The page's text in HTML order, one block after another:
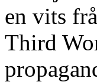
en vits
Third